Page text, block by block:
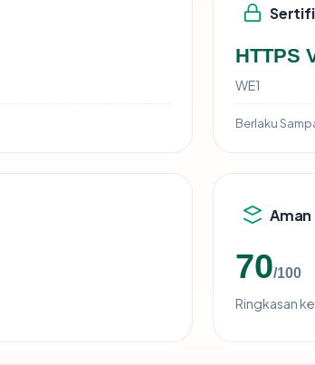
HTTPS
WE1
Berlaku
Aman
70/100
Ringkasan